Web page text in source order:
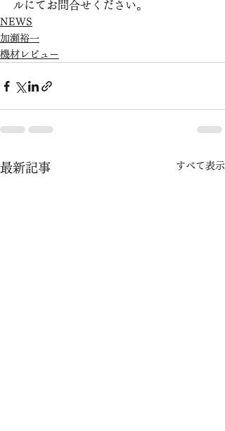
ルにてお問合せください。
NEWS
加瀬裕一
機材レビュー
最新記事 すべて表示